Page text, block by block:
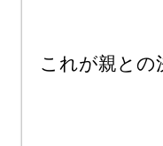
これが親との